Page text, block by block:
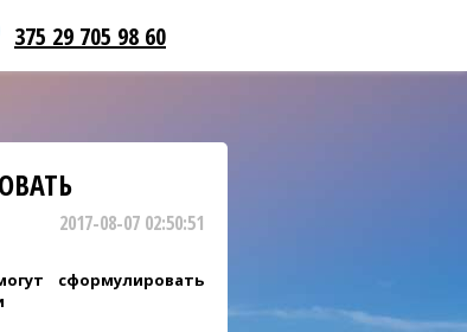
375 29 705 98 60
2017-08-07 02:50:51
сформулировать